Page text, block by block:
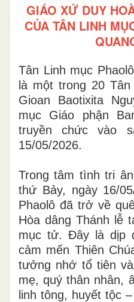
GIÁO XỨ DUY
CỦA TÂN LINH
Tân Linh mục
là một trong 20
Gioan Baotixita
mục Giáo phận
truyền chức vào
15/05/2026.
Trong tâm tình tri
thứ Bảy, ngày 16/
Phaolô đã trở về
Hòa dâng Thánh lễ
mục tử. Đây là dịp
cảm mến Thiên
tưởng nhớ tổ tiên
mẹ, quý thân nhân,
linh tông, huyết tộc